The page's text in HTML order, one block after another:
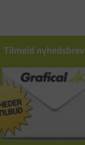
Tilmeld nyhedsbrev